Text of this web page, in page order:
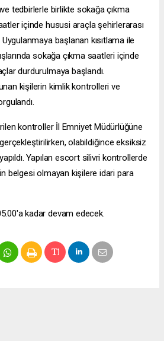
tedbirlerle birlikte sokağa çıkma
içinde hususi araçla şehirlerarası
Uygulanmaya başlanan kısıtlama ile
sokağa çıkma saatleri içinde
durdurulmaya başlandı.
kişilerin kimlik kontrolleri ve
kontroller İl Emniyet Müdürlüğüne
olabildiğince eksiksiz
Yapılan escort silivri kontrollerde
belgesi olmayan kişilere idari para
kadar devam edecek.